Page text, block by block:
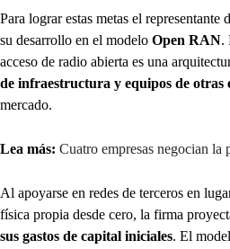
Para lograr estas metas el
su desarrollo en el modelo Open RAN.
acceso de radio abierta es una
de infraestructura y equipos de otras
mercado.
Lea más: Cuatro empresas negocian
Al apoyarse en redes de terceros en
física propia desde cero, la firma
sus gastos de capital iniciales. El